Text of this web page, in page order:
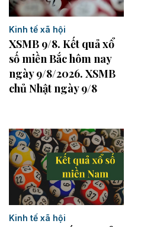
Kinh tế xã hội
XSMB 9/8. Kết quả xổ
số miền Bắc hôm nay
ngày 9/8/2026. XSMB
chủ Nhật ngày 9/8
Kinh tế xã hội